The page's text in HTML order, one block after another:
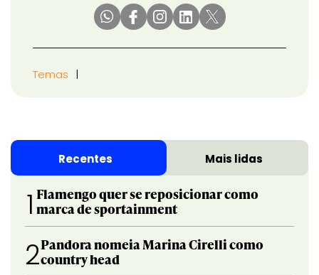
Temas
Recentes Mais lidas
1 Flamengo quer se reposicionar como
marca de sportainment
2Pandora nomeia Marina Cirelli como
country head